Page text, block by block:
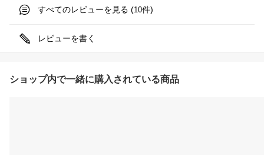
すべてのレビューを見る (10件)
レビューを書く
ショップ内で一緒に購入されている商品